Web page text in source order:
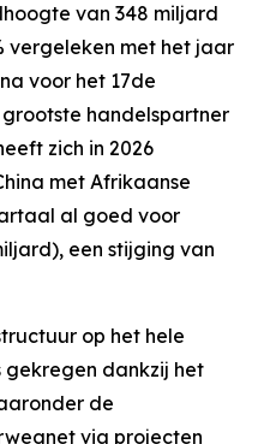
van 348 miljard
vergeleken met het jaar
voor het 17de
handelspartner
zich in 2026
met Afrikaanse
al goed voor
een stijging van
op het hele
gekregen dankzij het
de
via projecten